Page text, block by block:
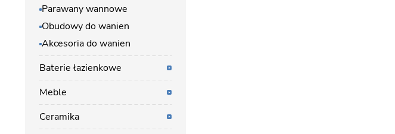
Parawany wannowe
Obudowy do wanien
Akcesoria do wanien
Baterie łazienkowe
Meble
Ceramika